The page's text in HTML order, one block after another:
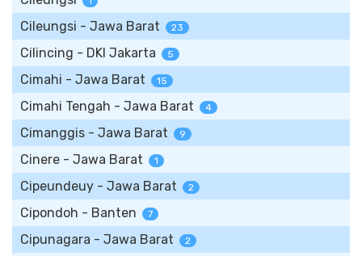
Cileungsi - Jawa Barat 23
Cilincing - DKI Jakarta 5
Cimahi - Jawa Barat 15
Cimahi Tengah - Jawa Barat 4
Cimanggis - Jawa Barat 9
Cinere - Jawa Barat 1
Cipeundeuy - Jawa Barat 2
Cipondoh - Banten 7
Cipunagara - Jawa Barat 2